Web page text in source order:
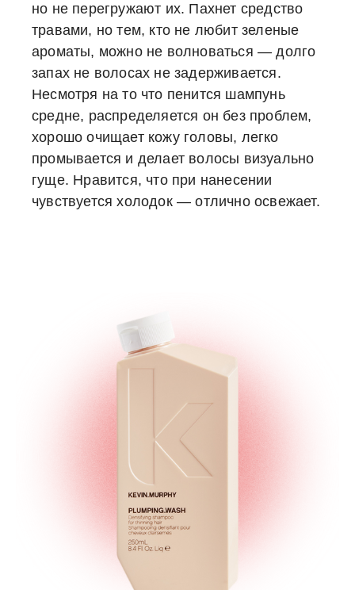
но не перегружают их. Пахнет средство
травами, но тем, кто не любит зеленые
ароматы, можно не волноваться — долго
запах не волосах не задерживается.
Несмотря на то что пенится шампунь
средне, распределяется он без проблем,
хорошо очищает кожу головы, легко
промывается и делает волосы визуально
гуще. Нравится, что при нанесении
чувствуется холодок — отлично освежает.